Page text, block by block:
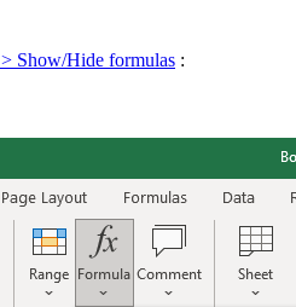
Show/Hide formulas :